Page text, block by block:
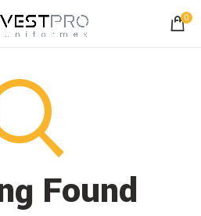
0
Found